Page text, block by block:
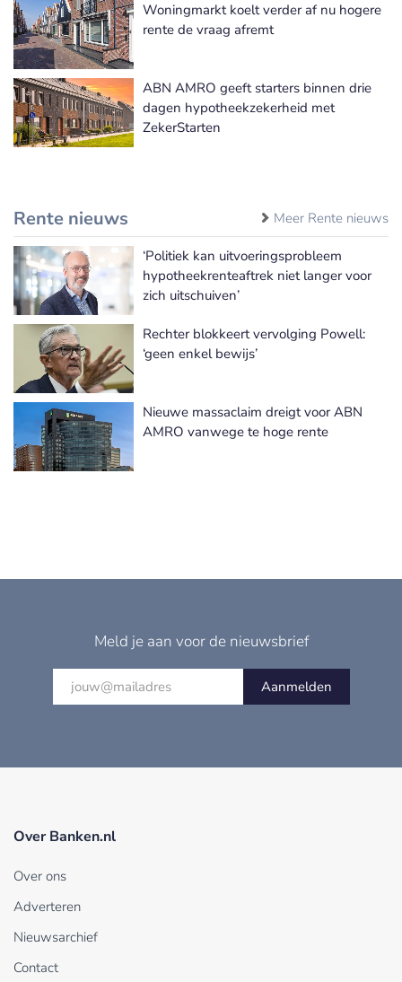
Woningmarkt koelt verder af nu hogere
rente de vraag afremt
ABN AMRO geeft starters binnen drie
dagen hypotheekzekerheid met
ZekerStarten
Rente nieuws Meer Rente nieuws
‘Politiek kan uitvoeringsprobleem
hypotheekrenteaftrek niet langer voor
zich uitschuiven’
Rechter blokkeert vervolging Powell:
‘geen enkel bewijs’
Nieuwe massaclaim dreigt voor ABN
AMRO vanwege te hoge rente
Meld je aan voor de nieuwsbrief
Aanmelden
Over Banken.nl
Over ons
Adverteren
Nieuwsarchief
Contact